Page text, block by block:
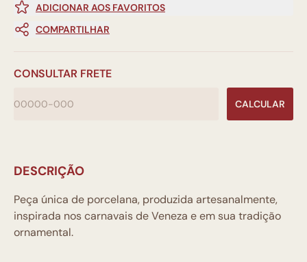
ADICIONAR AOS FAVORITOS
COMPARTILHAR
CONSULTAR FRETE
CALCULAR
DESCRIÇÃO
Peça única de porcelana, produzida artesanalmente,
inspirada nos carnavais de Veneza e em sua tradição
ornamental.